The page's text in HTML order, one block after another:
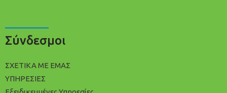
Σύνδεσμοι
ΣΧΕΤΙΚΑ ΜΕ ΕΜΑΣ
ΥΠΗΡΕΣΙΕΣ